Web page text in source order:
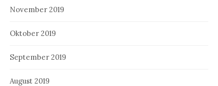
November 2019
Oktober 2019
September 2019
August 2019